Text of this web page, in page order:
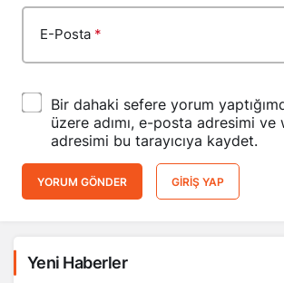
E-Posta *
Bir dahaki sefere yorum
üzere adımı, e-posta adresimi ve
adresimi bu tarayıcıya kaydet.
YORUM GÖNDER GIRIŞ YAP
Yeni Haberler